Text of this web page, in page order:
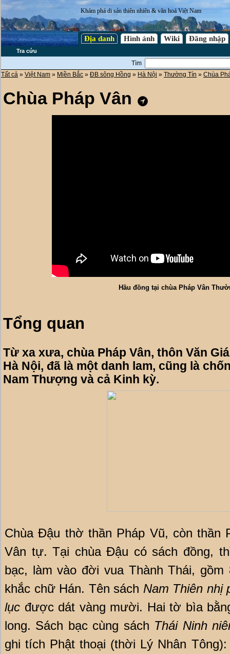
Khám phá di sản thiên nhiên & văn hoá Việt Nam
Địa danh Hình ảnh Wiki Đăng nhập
Tra cứu
Tìm
Tất cả » Việt Nam » Miền Bắc » ĐB sông Hồng » Hà Nội » Thường Tín » Chùa
Chùa Pháp Vân
Hầu đồng tại chùa Pháp Vân
Tổng quan
Từ xa xưa, chùa Pháp Vân, thôn Văn
Hà Nội, đã là một danh lam, cũng là
Nam Thượng và cả Kinh kỳ.
Chùa Đậu thờ thần Pháp Vũ, còn thần
Vân tự. Tại chùa Đậu có sách đồng,
bạc, làm vào đời vua Thành Thái,
khắc chữ Hán. Tên sách Nam Thiên nhị
lục được dát vàng mười. Hai tờ bìa
long. Sách bạc cùng sách Thái Ninh
ghi tích Phật thoại (thời Lý Nhân